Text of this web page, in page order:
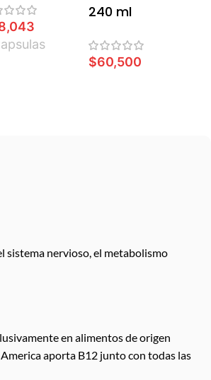
240 ml
$60,500
sistema nervioso, el metabolismo
en alimentos de origen
aporta B12 junto con todas las